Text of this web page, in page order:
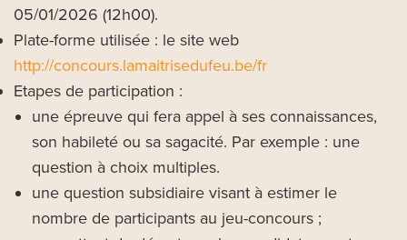
05/01/2026 (12h00).
Plate-forme utilisée : le site web
http://concours.lamaitrisedufeu.be/fr
Etapes de participation :
une épreuve qui fera appel à ses connaissances,
son habileté ou sa sagacité. Par exemple : une
question à choix multiples.
une question subsidiaire visant à estimer le
nombre de participants au jeu-concours ;